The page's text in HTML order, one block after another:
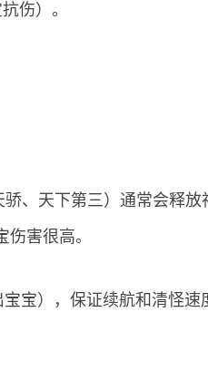
伤）。
、天下第三）通常会释
害很高。
宝），保证续航和清怪速